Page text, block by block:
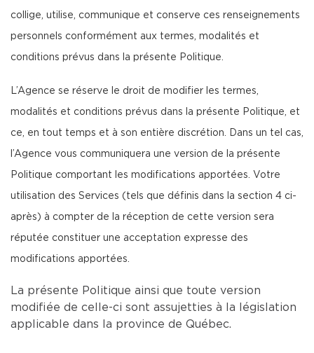
collige, utilise, communique et conserve ces renseignements
personnels conformément aux termes, modalités et
conditions prévus dans la présente Politique.
L’Agence se réserve le droit de modifier les termes,
modalités et conditions prévus dans la présente Politique, et
ce, en tout temps et à son entière discrétion. Dans un tel cas,
l’Agence vous communiquera une version de la présente
Politique comportant les modifications apportées. Votre
utilisation des Services (tels que définis dans la section 4 ci-
après) à compter de la réception de cette version sera
réputée constituer une acceptation expresse des
modifications apportées.
La présente Politique ainsi que toute version
modifiée de celle-ci sont assujetties à la législation
applicable dans la province de Québec.